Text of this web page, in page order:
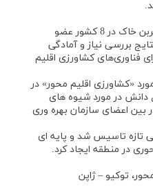
شکل 1. اهمیت ابزار تجسم ترسیب کربن خاک در 8 کشور عضو
بررسی نیاز و آمادگی
فناوری‌های کشاورزی اقلیم
«کشاورزی اقلیم محور» در
تبادل دانش در مورد شیوه های
بین اعضای سازمان بهره وری
تازه تاسیس شد و پایه ای
در منطقه ایجاد کرد.
توکیو – ژاپن